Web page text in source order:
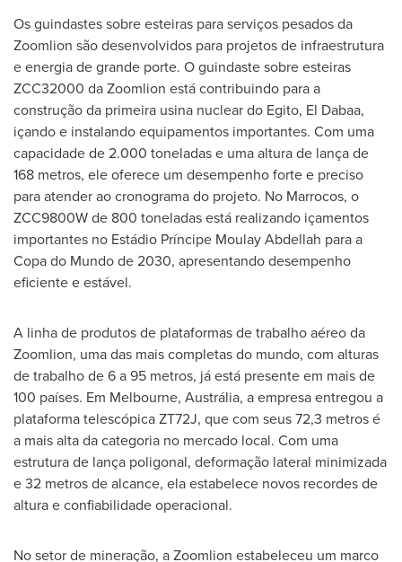
Os guindastes sobre esteiras para serviços pesados da
Zoomlion são desenvolvidos para projetos de infraestrutura
e energia de grande porte. O guindaste sobre esteiras
ZCC32000 da Zoomlion está contribuindo para a
construção da primeira usina nuclear do Egito, El Dabaa,
içando e instalando equipamentos importantes. Com uma
capacidade de 2.000 toneladas e uma altura de lança de
168 metros, ele oferece um desempenho forte e preciso
para atender ao cronograma do projeto. No Marrocos, o
ZCC9800W de 800 toneladas está realizando içamentos
importantes no Estádio Príncipe Moulay Abdellah para a
Copa do Mundo de2030, apresentando desempenho
eficiente e estável.
A linha de produtos de plataformas de trabalho aéreo da
Zoomlion, uma das mais completas do mundo, com alturas
de trabalho de 6 a 95 metros, já está presente em mais de
100 países. Em Melbourne, Austrália, a empresa entregou a
plataforma telescópica ZT72J, que com seus 72,3 metros é
a mais alta da categoria no mercado local. Com uma
estrutura de lança poligonal, deformação lateral minimizada
e 32 metros de alcance, ela estabelece novos recordes de
altura e confiabilidade operacional.
No setor de mineração, a Zoomlion estabeleceu um marco